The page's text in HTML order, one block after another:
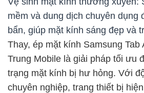
mềm và dung dịch chuyên dụng
bẩn, giúp mặt kính sáng đẹp và
Thay, ép mặt kính Samsung Tab
Trung Mobile là giải pháp tối ưu
trạng mặt kính bị hư hỏng. Với
chuyên nghiệp, trang thiết bị